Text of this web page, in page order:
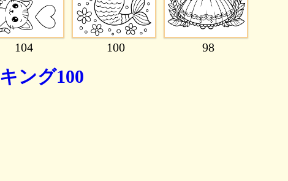
104 100 98
ング100